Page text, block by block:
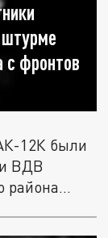
с фронтов
12К были
ВДВ
района...